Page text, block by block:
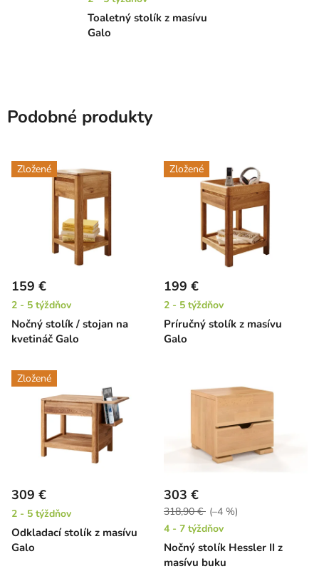
Toaletný stolík z masívu
Galo
Podobné produkty
Zložené
Nočný stolík / stojan na
kvetináč Galo
159 €
2 - 5 týždňov
Zložené
Príručný stolík z masívu
Galo
199 €
2 - 5 týždňov
Zložené
Odkladací stolík z masívu
Galo
309 €
2 - 5 týždňov
Nočný stolík Hessler II z
masívu buku
303 €
318,90 € (–4 %)
4 - 7 týždňov